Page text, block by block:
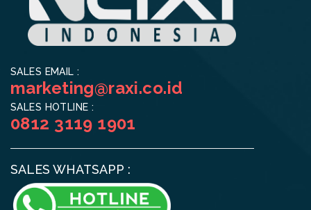
SALES EMAIL :
marketing@raxi.co.id
SALES HOTLINE :
0812 3119 1901
SALES WHATSAPP :